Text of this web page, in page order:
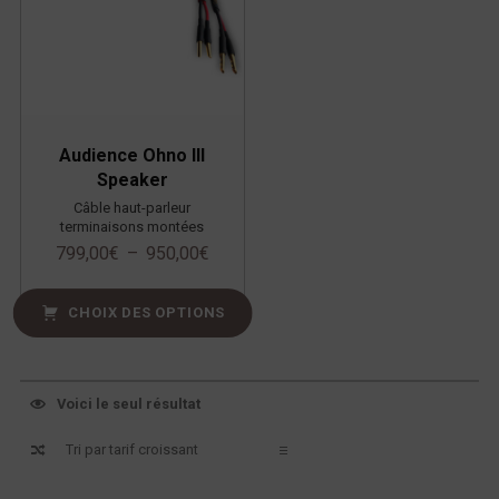
Audience Ohno III
Speaker
Câble haut-parleur
terminaisons montées
799,00€ – 950,00€
CHOIX DES OPTIONS
Voici le seul résultat